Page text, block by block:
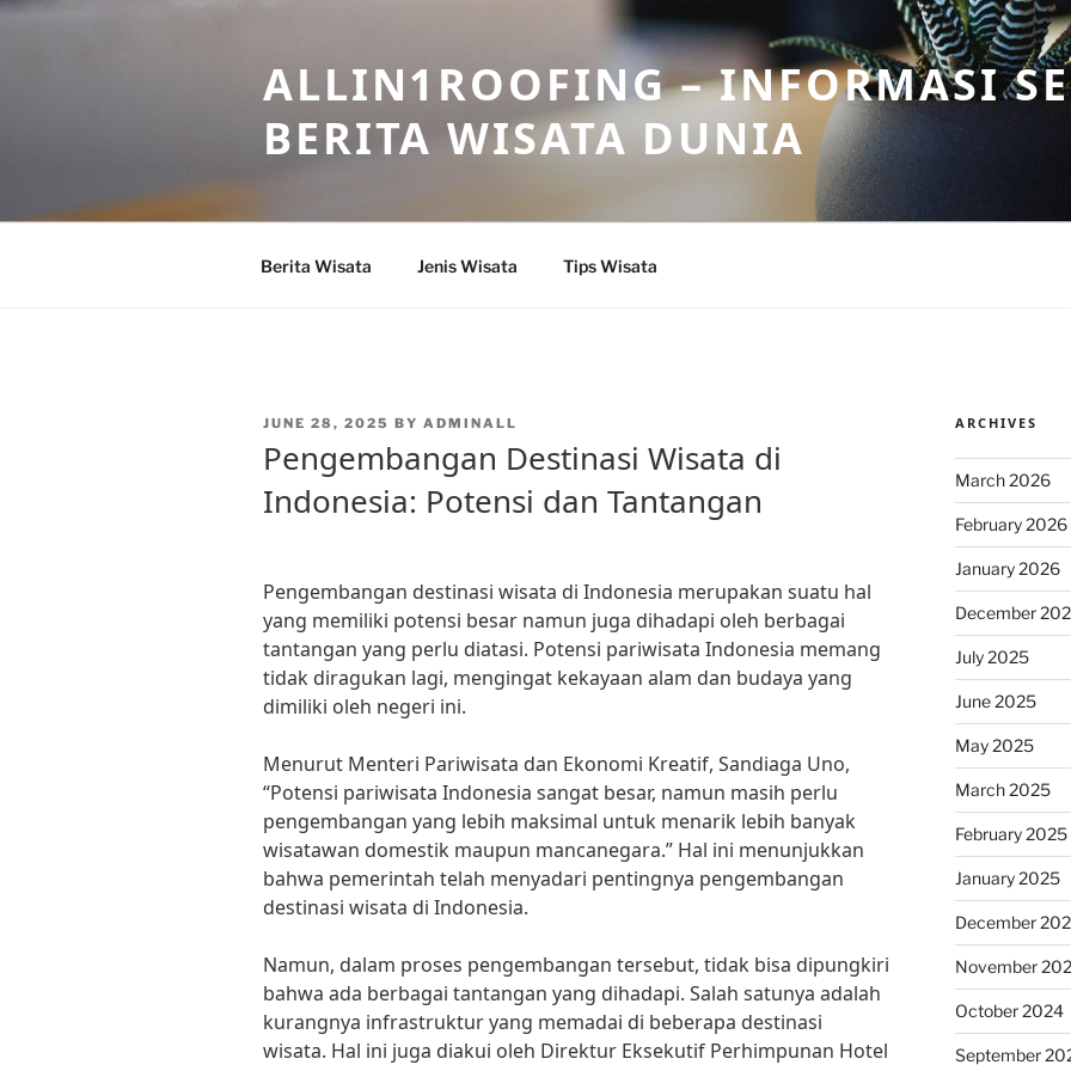
Skip
ALLIN1ROOFING – INFORMASI
BERITA WISATA DUNIA
Berita Wisata Jenis Wisata Tips Wisata
POSTED
JUNE 28, 2025 BY ADMINALL
Pengembangan Destinasi Wisata di
Indonesia: Potensi dan Tantangan
Pengembangan destinasi wisata di Indonesia merupakan suatu hal
yang memiliki potensi besar namun juga dihadapi oleh berbagai
tantangan yang perlu diatasi. Potensi pariwisata Indonesia memang
tidak diragukan lagi, mengingat kekayaan alam dan budaya yang
dimiliki oleh negeri ini.
Menurut Menteri Pariwisata dan Ekonomi Kreatif, Sandiaga Uno,
“Potensi pariwisata Indonesia sangat besar, namun masih perlu
pengembangan yang lebih maksimal untuk menarik lebih banyak
wisatawan domestik maupun mancanegara.” Hal ini menunjukkan
bahwa pemerintah telah menyadari pentingnya pengembangan
destinasi wisata di Indonesia.
Namun, dalam proses pengembangan tersebut, tidak bisa dipungkiri
bahwa ada berbagai tantangan yang dihadapi. Salah satunya adalah
kurangnya infrastruktur yang memadai di beberapa destinasi
wisata. Hal ini juga diakui oleh Direktur Eksekutif Perhimpunan Hotel
ARCHIVES
March 2026
February 2026
January 2026
December
July 2025
June 2025
May 2025
March 2025
February 2025
January 2025
December
November
October 2024
September